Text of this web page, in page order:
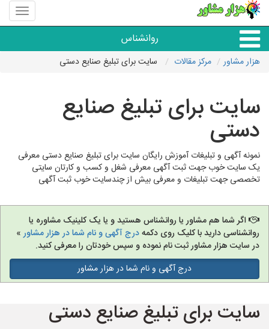
منوی
سایت
مشاور
روانشناس
گروه روانشناسی
هزار مشاور مرکز مقالات سایت برای تبلیغ صنایع دستی
سایت برای تبلیغ صنایع
دستی
نمونه آگهی و تبلیغات آموزش رایگان سایت برای تبلیغ صنایع دستی معرفی
یک سایت خوب جهت ثبت آگهی معرفی شغل و کسب و کارتان سایتی
تخصصی جهت تبلیغات و معرفی بیش از چندسایت خوب ثبت آگهی
اگر شما هم مشاور یا روانشناس هستید و یا یک کلینیک مشاوره یا
روانشناسی دارید با کلیک روی دکمهدرج آگهی و نام شما در هزار مشاور»
در سایت هزار مشاور ثبت نام نموده و سپس خودتان را معرفی کنید.
درج آگهی و نام شما در هزار مشاور
سایت برای تبلیغ صنایع دستی